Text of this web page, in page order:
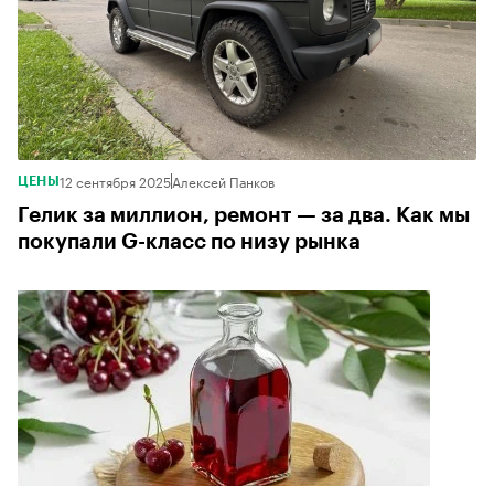
ЦЕНЫ 12 сентября 2025Алексей Панков
Гелик за миллион, ремонт — за два. Как мы
покупали G-класс по низу рынка